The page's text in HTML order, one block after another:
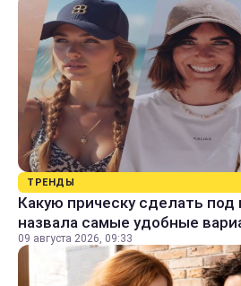
ТРЕНДЫ
Какую прическу сделать под
назвала самые удобные
09 августа 2026, 09:33